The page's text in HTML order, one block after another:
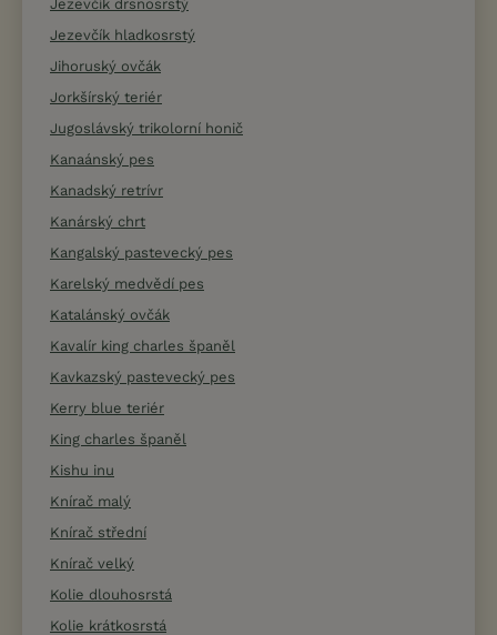
Jezevčík drsnosrstý
Jezevčík hladkosrstý
Jihoruský ovčák
Jorkšírský teriér
Jugoslávský trikolorní honič
Kanaánský pes
Kanadský retrívr
Kanárský chrt
Kangalský pastevecký pes
Karelský medvědí pes
Katalánský ovčák
Kavalír king charles španěl
Kavkazský pastevecký pes
Kerry blue teriér
King charles španěl
Kishu inu
Knírač malý
Knírač střední
Knírač velký
Kolie dlouhosrstá
Kolie krátkosrstá